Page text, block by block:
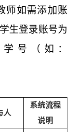
师如需添加账
生登录账号为
号（如：
人
系统流程
说明